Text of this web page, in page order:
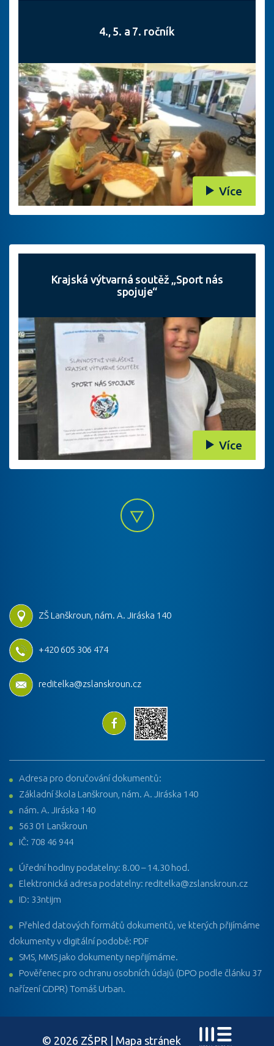
4., 5. a 7. ročník
Více
Krajská výtvarná soutěž „Sport nás
spojuje“
Více
ZŠ Lanškroun, nám. A. Jiráska 140
+420 605 306 474
reditelka@zslanskroun.cz
Adresa pro doručování dokumentů:
Základní škola Lanškroun, nám. A. Jiráska 140
nám. A. Jiráska 140
563 01 Lanškroun
IČ: 708 46 944
Úřední hodiny podatelny: 8.00 – 14.30 hod.
Elektronická adresa podatelny: reditelka@zslanskroun.cz
ID: 33ntijm
Přehled datových formátů dokumentů, ve kterých přijímáme
dokumenty v digitální podobě: PDF
SMS, MMS jako dokumenty nepřijímáme.
Pověřenec pro ochranu osobních údajů (DPO podle článku 37
nařízení GDPR) Tomáš Urban.
© 2026 ZŠPR | Mapa stránek